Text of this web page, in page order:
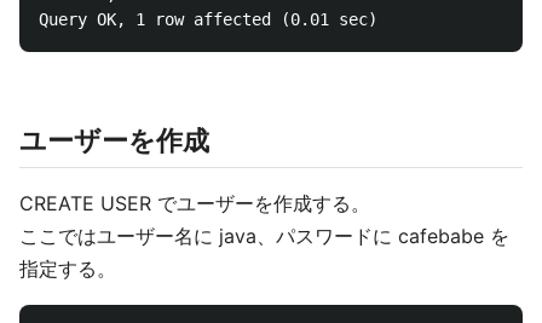
ユーザーを作成
CREATE USER でユーザーを作成する。
ここではユーザー名に java、パスワードに cafebabe を
指定する。